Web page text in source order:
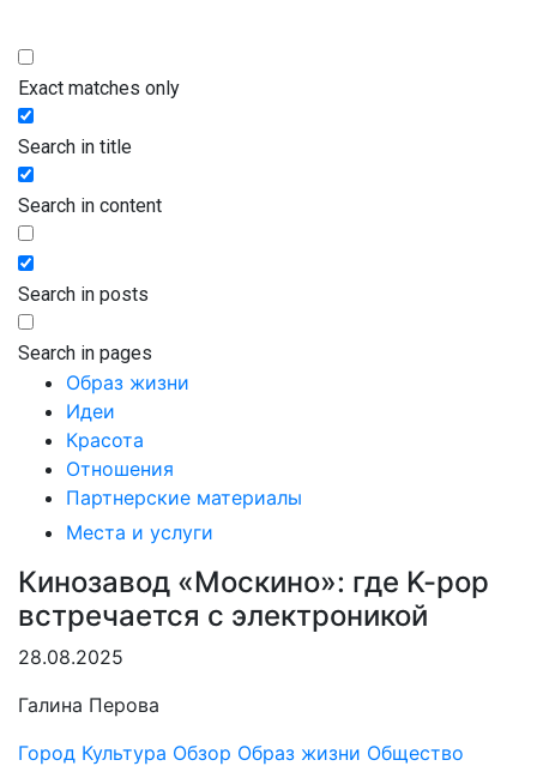
Exact matches only
Search in title
Search in content
Search in posts
Search in pages
Образ жизни
Идеи
Красота
Отношения
Партнерские материалы
Места и услуги
Кинозавод «Москино»: где K-pop
встречается с электроникой
28.08.2025
Галина Перова
Город Культура Обзор Образ жизни Общество